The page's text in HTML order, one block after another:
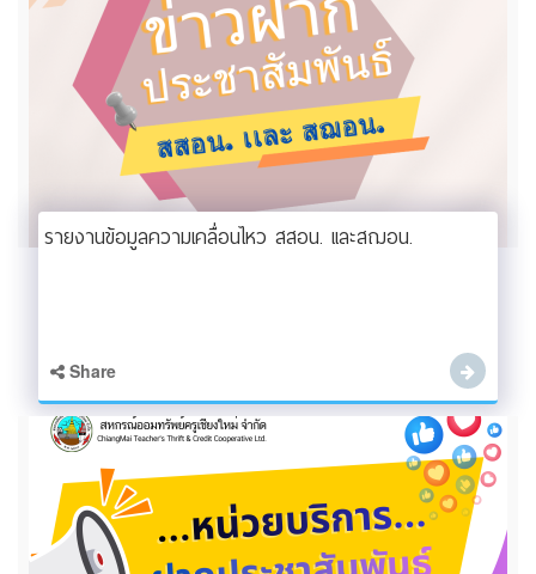
รายงานข้อมูลความเคลื่อนไหว สสอน. เเละสฌอน.
Share